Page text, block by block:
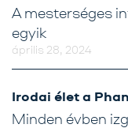
április 28, 2024
A mesterséges
egyik
Irodai élet a
Minden évben